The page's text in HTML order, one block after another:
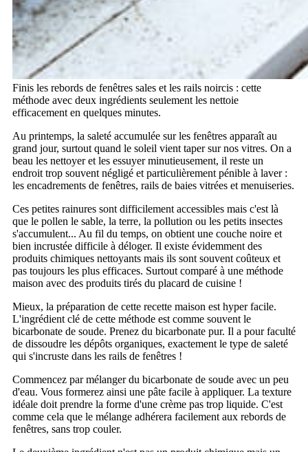
Finis les rebords de fenêtres sales et les rails noircis : cette
méthode avec deux ingrédients seulement les nettoie
efficacement en quelques minutes.
Au printemps, la saleté accumulée sur les fenêtres apparaît au
grand jour, surtout quand le soleil vient taper sur nos vitres. On a
beau les nettoyer et les essuyer minutieusement, il reste un
endroit trop souvent négligé et particulièrement pénible à laver :
les encadrements de fenêtres, rails de baies vitrées et menuiseries.
Ces petites rainures sont difficilement accessibles mais c'est là
que le pollen le sable, la terre, la pollution ou les petits insectes
s'accumulent... Au fil du temps, on obtient une couche noire et
bien incrustée difficile à déloger. Il existe évidemment des
produits chimiques nettoyants mais ils sont souvent coûteux et
pas toujours les plus efficaces. Surtout comparé à une méthode
maison avec des produits tirés du placard de cuisine !
Mieux, la préparation de cette recette maison est hyper facile.
L'ingrédient clé de cette méthode est comme souvent le
bicarbonate de soude. Prenez du bicarbonate pur. Il a pour faculté
de dissoudre les dépôts organiques, exactement le type de saleté
qui s'incruste dans les rails de fenêtres !
Commencez par mélanger du bicarbonate de soude avec un peu
d'eau. Vous formerez ainsi une pâte facile à appliquer. La texture
idéale doit prendre la forme d'une crème pas trop liquide. C'est
comme cela que le mélange adhérera facilement aux rebords de
fenêtres, sans trop couler.